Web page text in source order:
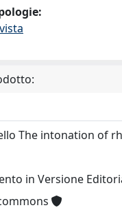
The intonation of
in Versione